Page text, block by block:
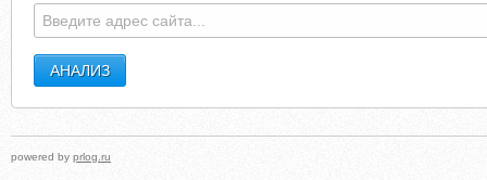
powered by prlog.ru